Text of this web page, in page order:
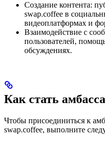
Создание контента:
swap.coffee в
видеоплатформах и
Взаимодействие с
пользователей,
обсуждениях.
Как стать
Чтобы присоединиться к
swap.coffee, выполните